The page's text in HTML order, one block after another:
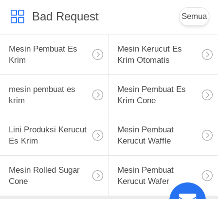
Bad Request Semua
Mesin Pembuat Es
Krim
Mesin Kerucut Es
Krim Otomatis
mesin pembuat es
krim
Mesin Pembuat Es
Krim Cone
Lini Produksi Kerucut
Es Krim
Mesin Pembuat
Kerucut Waffle
Mesin Rolled Sugar
Cone
Mesin Pembuat
Kerucut Wafer